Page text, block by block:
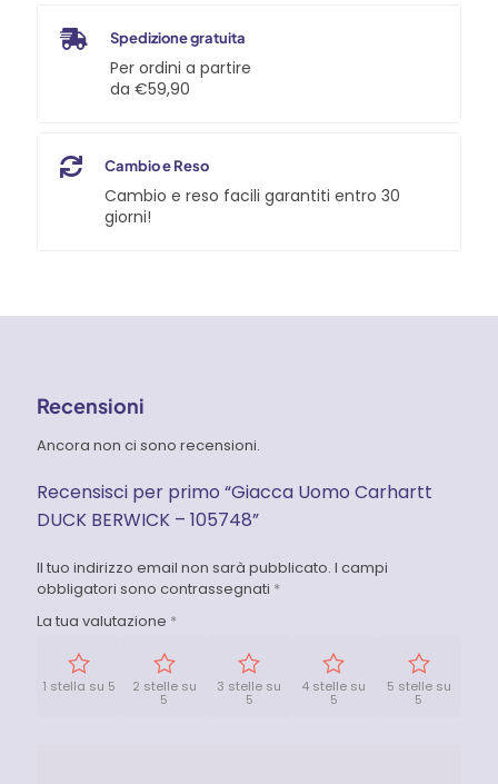
Spedizione gratuita
Per ordini a partire
da €59,90
Cambio e Reso
Cambio e reso facili garantiti entro 30
giorni!
Recensioni
Ancora non ci sono recensioni.
Recensisci per primo “Giacca Uomo Carhartt
DUCK BERWICK – 105748”
Il tuo indirizzo email non sarà pubblicato. I campi
obbligatori sono contrassegnati *
La tua valutazione *
1 stella su 5 2 stelle su
5
3 stelle su
5
4 stelle su
5
5 stelle su
5